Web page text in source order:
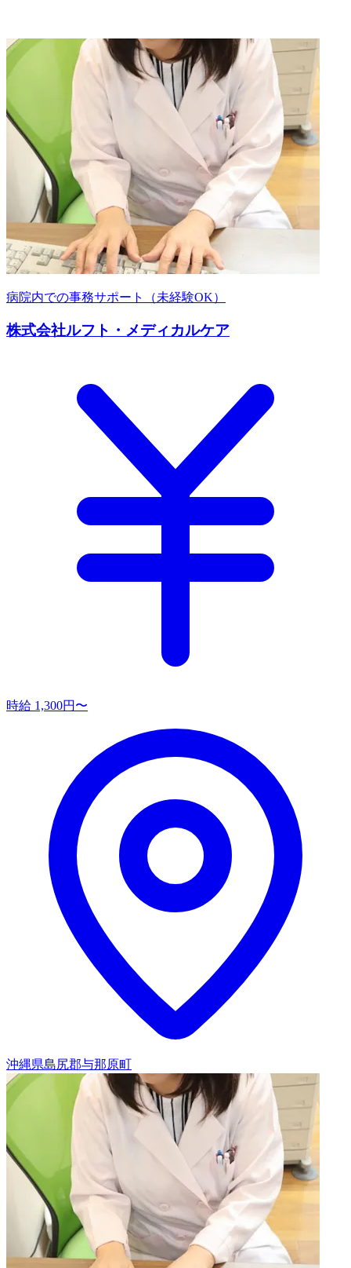
病院内での事務サポート（未経験OK）
株式会社ルフト・メディカルケア
時給 1,300円〜
沖縄県島尻郡与那原町